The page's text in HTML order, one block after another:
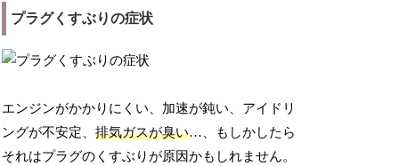
プラグくすぶりの症状
エンジンがかかりにくい、加速が鈍い、アイドリ
ングが不安定、排気ガスが臭い…、もしかしたら
それはプラグのくすぶりが原因かもしれません。